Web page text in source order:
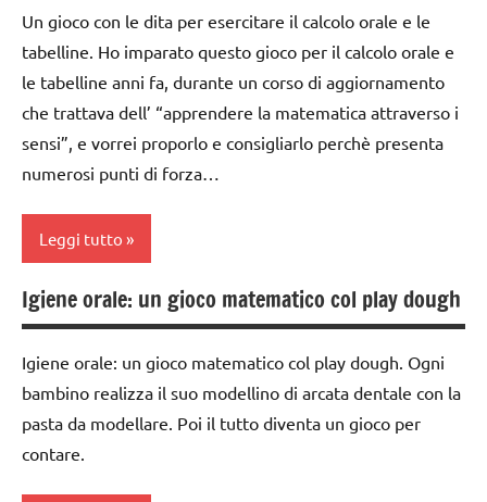
TUTTI GLI
ARGOMENTI
PER ETA'
TUTTI GLI
MONTESSORI
didattico
nomenclature
Montessori
TUTTI GLI
PER ETA'
TUTTI GLI
ARTICOLI
decine
giochi
per
contare
GUIDA
DIDATTICA
MONTESSORI
MONTESSORI
didattico
Montessori
Montessori
1a
2a
6
anni
GIOCHI
giochi
contare
GUIDA
MONTESSORI
Un gioco con le dita per esercitare il calcolo orale e le
tabelline. Ho imparato questo gioco per il calcolo orale e
le tabelline anni fa, durante un corso di aggiornamento
che trattava dell’ “apprendere la matematica attraverso i
sensi”, e vorrei proporlo e consigliarlo perchè presenta
numerosi punti di forza…
Leggi tutto
classe
3a
GIOCHI
MONTESSORI
per
contare
Igiene orale: un gioco matematico col play dough
Igiene orale: un gioco matematico col play dough. Ogni
bambino realizza il suo modellino di arcata dentale con la
pasta da modellare. Poi il tutto diventa un gioco per
contare.